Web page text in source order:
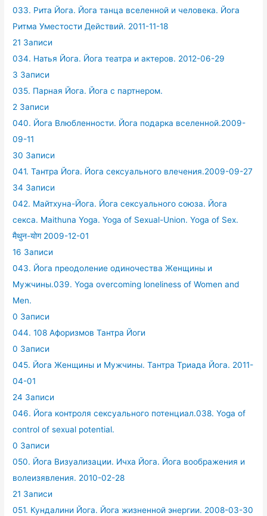
033. Рита Йога. Йога танца вселенной и человека. Йога
Ритма Уместости Действий. 2011-11-18
21 Записи
034. Натья Йога. Йога театра и актеров. 2012-06-29
3 Записи
035. Парная Йога. Йога с партнером.
2 Записи
040. Йога Влюбленности. Йога подарка вселенной.2009-
09-11
30 Записи
041. Тантра Йога. Йога сексуального влечения.2009-09-27
34 Записи
042. Майтхуна-Йога. Йога сексуального союза. Йога
секса. Maithuna Yoga. Yoga of Sexual-Union. Yoga of Sex.
मैथुन-योग 2009-12-01
16 Записи
043. Йога преодоление одиночества Женщины и
Мужчины.039. Yoga overcoming loneliness of Women and
Men.
0 Записи
044. 108 Афоризмов Тантра Йоги
0 Записи
045. Йога Женщины и Мужчины. Тантра Триада Йога. 2011-
04-01
24 Записи
046. Йога контроля сексуального потенциал.038. Yoga of
control of sexual potential.
0 Записи
050. Йога Визуализации. Ичха Йога. Йога воображения и
волеизявления. 2010-02-28
21 Записи
051. Кундалини Йога. Йога жизненной энергии. 2008-03-30